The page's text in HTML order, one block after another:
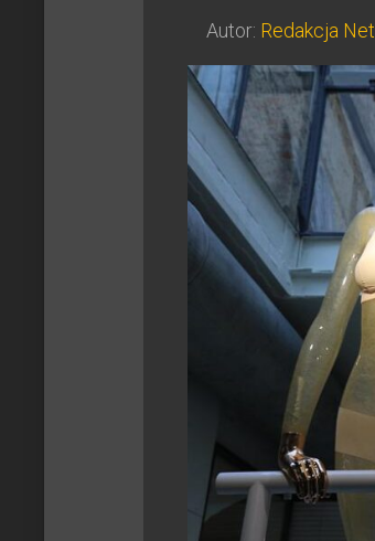
Autor: Redakcja